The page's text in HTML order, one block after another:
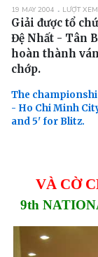
19 MAY 2004 LƯỢT
Giải được tổ
Đệ Nhất - Tân
hoàn thành
chớp.
The
- Ho Chi Minh
and 5' for Blitz.
VÀ CỜ
9th